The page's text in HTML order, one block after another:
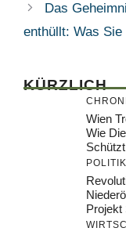
Das
enthüllt: Was
KÜRZLICH
Wien
Wie
Schützt
POLITIK
Projekt